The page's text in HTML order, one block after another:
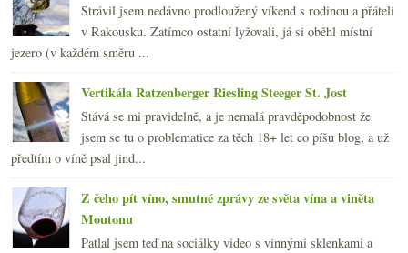
Strávil jsem nedávno prodloužený víkend s rodinou a přáteli
v Rakousku. Zatímco ostatní lyžovali, já si oběhl místní
jezero (v každém směru ...
Vertikála Ratzenberger Riesling Steeger St. Jost
Stává se mi pravidelně, a je nemalá pravděpodobnost že
jsem se tu o problematice za těch 18+ let co píšu blog, a už
předtím o víně psal jind...
Z čeho pít víno, smutné zprávy ze světa vína a viněta
Moutonu
Patlal jsem teď na sociálky video s vinnými sklenkami a